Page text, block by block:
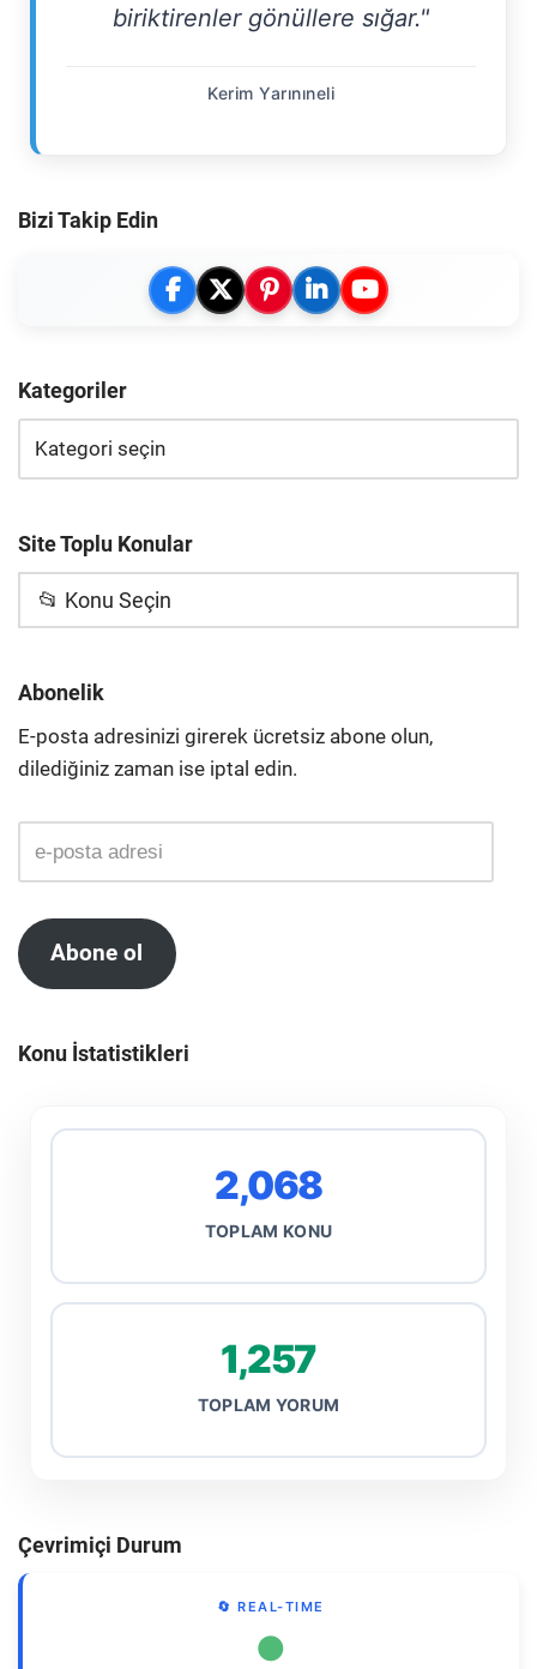
biriktirenler gönüllere sığar."
Kerim Yarınıneli
Bizi Takip Edin
Kategoriler
Site Toplu Konular
📂 Konu Seçin
Abonelik
E-posta adresinizi girerek ücretsiz abone olun,
dilediğiniz zaman ise iptal edin.
Abone ol
Konu İstatistikleri
2,068
TOPLAM KONU
1,257
TOPLAM YORUM
Çevrimiçi Durum
🔄 REAL-TIME
●